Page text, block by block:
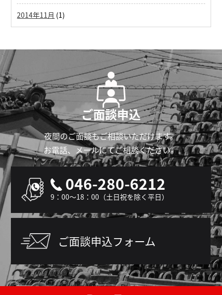
2014年11月 (1)
ご面談申込
夜間のご面談もご相談いただけます。
お電話、メールにてご相談ください。
046-280-6212
9：00～18：00（土日祝を除く平日）
ご面談申込フォーム